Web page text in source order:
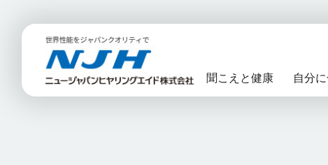
NJH ニュージャパンヒヤリングエイド株式会社
聞こえと健康 自分